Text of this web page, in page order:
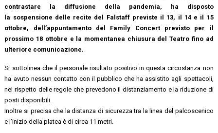
contrastare la diffusione della pandemia, ha disposto
la sospensione delle recite del Falstaff previste il 13, il 14 e il 15
ottobre, dell’appuntamento del Family Concert previsto per il
prossimo 18 ottobre e la momentanea chiusura del Teatro fino ad
ulteriore comunicazione.
Si sottolinea che il personale risultato positivo in questa circostanza non
ha avuto nessun contatto con il pubblico che ha assistito agli spettacoli,
nel rispetto delle regole che prevedono il distanziamento e la riduzione di
posti disponibili.
Inoltre si precisa che la distanza di sicurezza tra la linea del palcoscenico
e l’inizio della platea è di circa 11 metri.